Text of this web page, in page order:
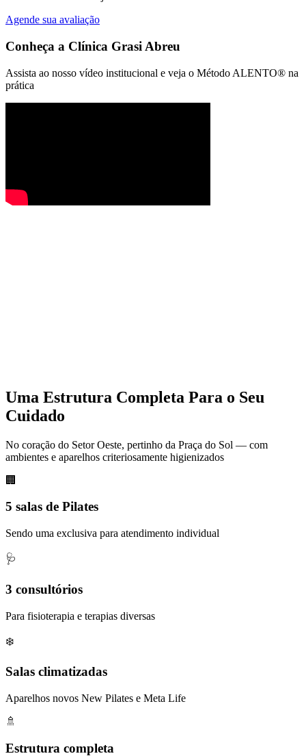
Agende sua avaliação
Conheça a Clínica Grasi Abreu
Assista ao nosso vídeo institucional e veja o Método ALENTO® na
prática
Uma Estrutura Completa Para o Seu
Cuidado
No coração do Setor Oeste, pertinho da Praça do Sol — com
ambientes e aparelhos criteriosamente higienizados
🏢
5 salas de Pilates
Sendo uma exclusiva para atendimento individual
🩺
3 consultórios
Para fisioterapia e terapias diversas
❄️
Salas climatizadas
Aparelhos novos New Pilates e Meta Life
🚿
Estrutura completa